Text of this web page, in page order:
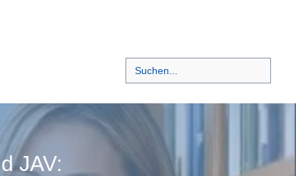
Search
for:
JAV: